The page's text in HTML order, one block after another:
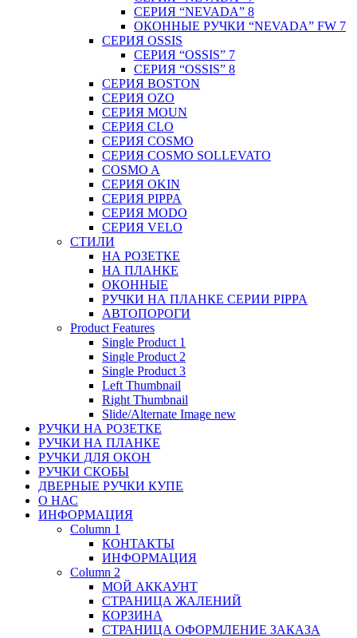
СЕРИЯ “NEVADA” 8
ОКОННЫЕ РУЧКИ “NEVADA” FW 7
СЕРИЯ OSSIS
СЕРИЯ “OSSIS” 7
СЕРИЯ “OSSIS” 8
СЕРИЯ ВOSTON
CЕРИЯ OZO
СЕРИЯ MOUN
СЕРИЯ CLO
СЕРИЯ COSMO
СЕРИЯ COSMO SOLLEVATO
COSMO A
СЕРИЯ OKIN
СЕРИЯ PIPPA
СЕРИЯ MODO
СЕРИЯ VELO
СТИЛИ
НА РОЗЕТКЕ
НА ПЛАНКЕ
ОКОННЫЕ
РУЧКИ НА ПЛАНКЕ СЕРИИ PIPPA
АВТОПОРОГИ
Product Features
Single Product 1
Single Product 2
Single Product 3
Left Thumbnail
Right Thumbnail
Slide/Alternate Image new
РУЧКИ НА РОЗЕТКЕ
РУЧКИ НА ПЛАНКЕ
РУЧКИ ДЛЯ ОКОН
РУЧКИ СКОБЫ
ДВЕРНЫЕ РУЧКИ КУПЕ
О НАС
ИНФОРМАЦИЯ
Column 1
КОНТАКТЫ
ИНФОРМАЦИЯ
Column 2
МОЙ АККАУНТ
СТРАНИЦА ЖАЛЕНИЙ
КОРЗИНА
СТРАНИЦА ОФОРМЛЕНИЕ ЗАКАЗА